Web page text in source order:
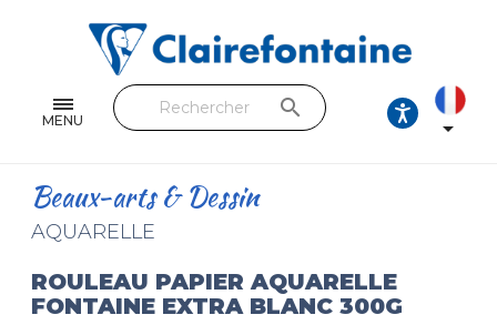
MENU
Feuilles & Copies
Beaux-arts & Dessin
Loisirs créatifs
Cuir & trousses
search

Beaux-arts & Dessin
AQUARELLE
ROULEAU PAPIER AQUARELLE
FONTAINE EXTRA BLANC 300G